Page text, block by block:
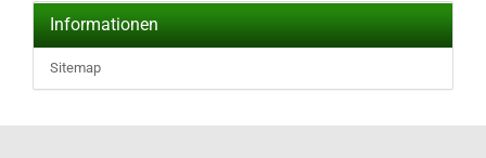
Informationen
Sitemap